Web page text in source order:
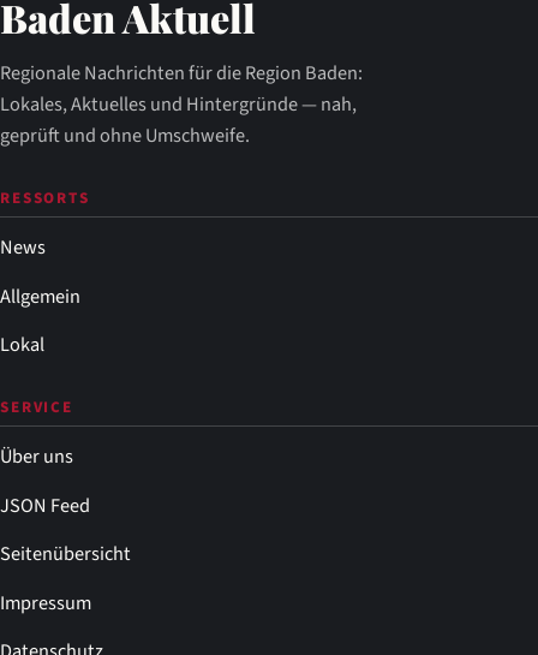
Baden Aktuell
Regionale Nachrichten für die Region Baden:
Lokales, Aktuelles und Hintergründe — nah,
geprüft und ohne Umschweife.
RESSORTS
News
Allgemein
Lokal
SERVICE
Über uns
JSON Feed
Seitenübersicht
Impressum